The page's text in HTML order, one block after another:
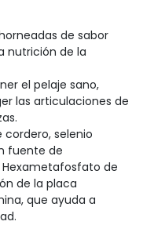
de sabor
nutrición de la
el pelaje sano,
las articulaciones de
selenio
fuente de
Hexametafosfato de
de la placa
que ayuda a